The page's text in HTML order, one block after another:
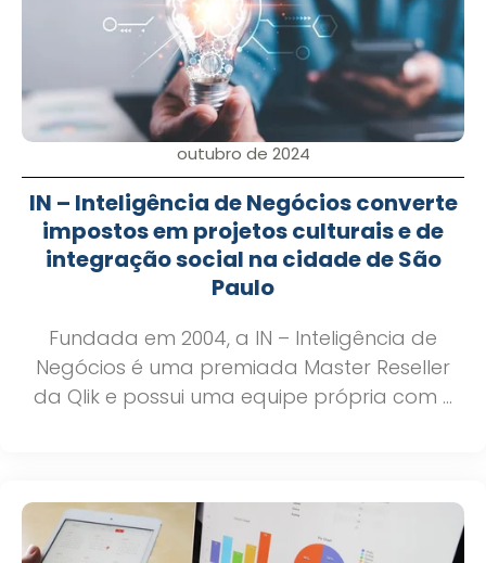
outubro de 2024
IN – Inteligência de Negócios converte
impostos em projetos culturais e de
integração social na cidade de São
Paulo
Fundada em 2004, a IN – Inteligência de
Negócios é uma premiada Master Reseller
da Qlik e possui uma equipe própria com ...